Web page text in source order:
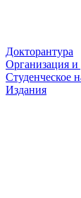
Докторантура
Организация и
Студенческое
Издания